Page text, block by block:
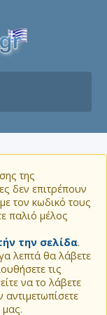
της
δεν επιτρέπουν
τον κωδικό τους
παλιό μέλος
την σελίδα.
λεπτά θα λάβετε
τις
να το λάβετε
αντιμετωπίσετε
μας.